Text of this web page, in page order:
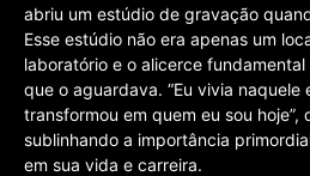
abriu um estúdio de gravação
Esse estúdio não era apenas um
laboratório e o alicerce
que o aguardava. “Eu vivia naquele
transformou em quem eu sou hoje”,
sublinhando a importância
em sua vida e carreira.